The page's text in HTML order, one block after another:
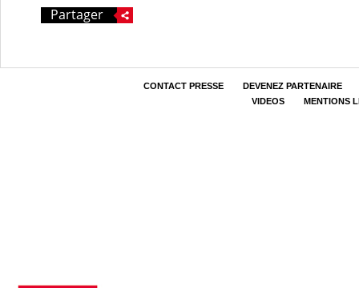
Partager
CONTACT PRESSE
DEVENEZ PARTENAIRE
VIDEOS
MENTIONS